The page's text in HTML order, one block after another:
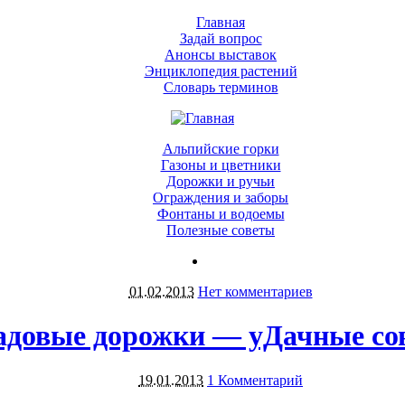
Главная
Задай вопрос
Анонсы выставок
Энциклопедия растений
Словарь терминов
Альпийские горки
Газоны и цветники
Дорожки и ручьи
Ограждения и заборы
Фонтаны и водоемы
Полезные советы
01.02.2013 Нет комментариев
дорожки — уДачные
19.01.2013 1 Комментарий